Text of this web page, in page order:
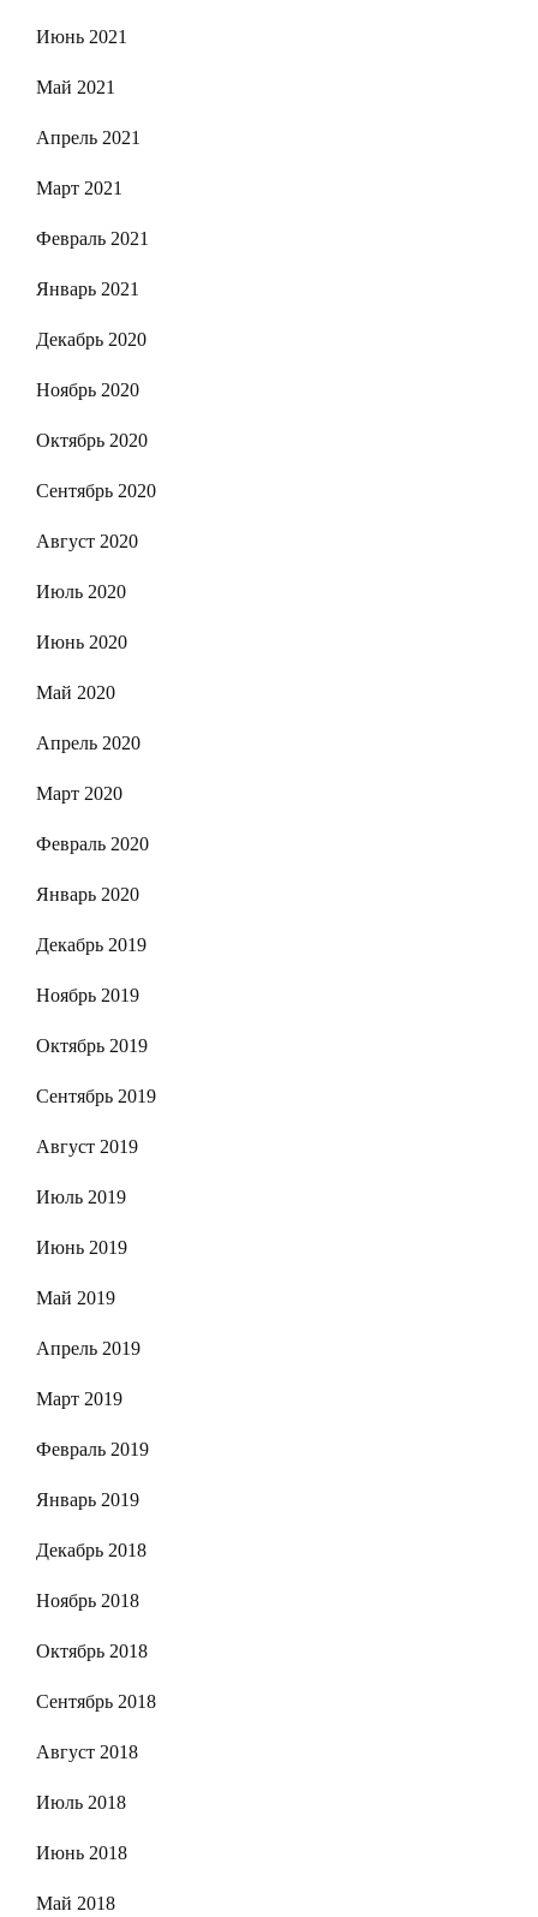
Июнь 2021
Май 2021
Апрель 2021
Март 2021
Февраль 2021
Январь 2021
Декабрь 2020
Ноябрь 2020
Октябрь 2020
Сентябрь 2020
Август 2020
Июль 2020
Июнь 2020
Май 2020
Апрель 2020
Март 2020
Февраль 2020
Январь 2020
Декабрь 2019
Ноябрь 2019
Октябрь 2019
Сентябрь 2019
Август 2019
Июль 2019
Июнь 2019
Май 2019
Апрель 2019
Март 2019
Февраль 2019
Январь 2019
Декабрь 2018
Ноябрь 2018
Октябрь 2018
Сентябрь 2018
Август 2018
Июль 2018
Июнь 2018
Май 2018